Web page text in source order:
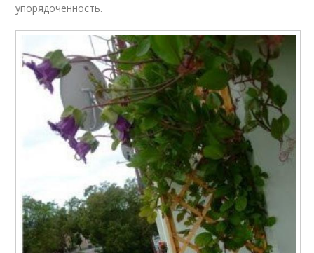
упорядоченность.